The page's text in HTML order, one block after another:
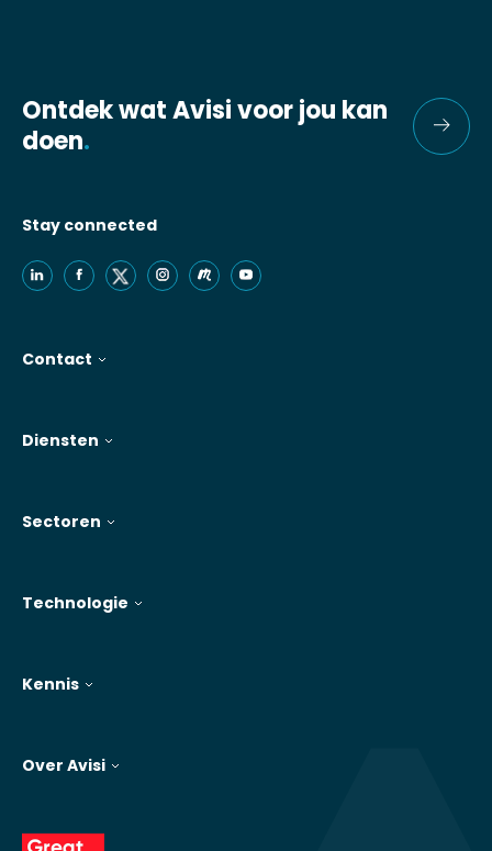
Ontdek wat Avisi voor jou kan
doen.
Stay connected
Contact
Diensten
Sectoren
Technologie
Kennis
Over Avisi